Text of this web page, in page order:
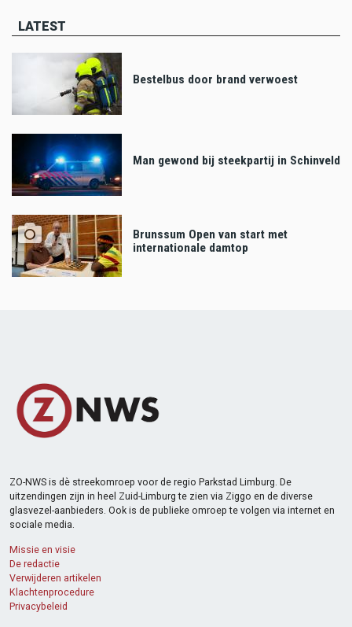
LATEST
Bestelbus door brand verwoest
Man gewond bij steekpartij in Schinveld
Brunssum Open van start met
internationale damtop
ZO-NWS is dè streekomroep voor de regio Parkstad Limburg. De
uitzendingen zijn in heel Zuid-Limburg te zien via Ziggo en de diverse
glasvezel-aanbieders. Ook is de publieke omroep te volgen via internet en
sociale media.
Missie en visie
De redactie
Verwijderen artikelen
Klachtenprocedure
Privacybeleid